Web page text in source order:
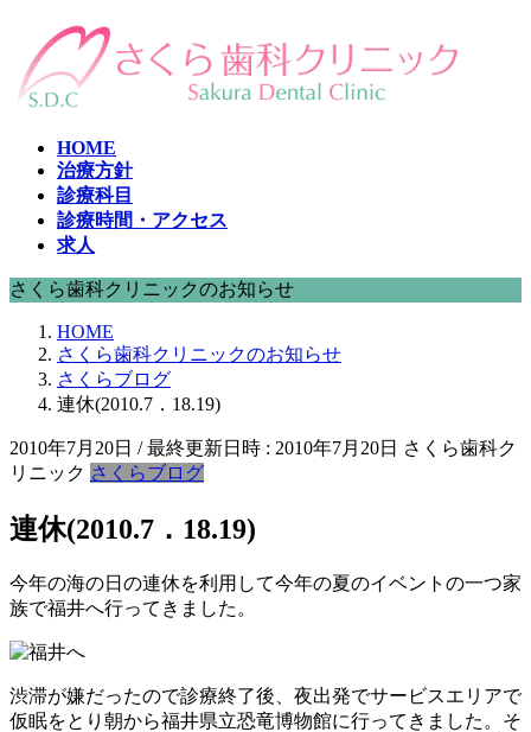
テ
ン
ゲ
ー
HOME
治療方針
診療科目
診療時間・アクセス
求人
さくら歯科クリニックのお知らせ
HOME
さくら歯科クリニックのお知らせ
さくらブログ
連休(2010.7．18.19)
2010年7月20日 / 最終更新日時 : 2010年7月20日 さくら歯科ク
リニック さくらブログ
連休(2010.7．18.19)
今年の海の日の連休を利用して今年の夏のイベントの一つ家
族で福井へ行ってきました。
渋滞が嫌だったので診療終了後、夜出発でサービスエリアで
仮眠をとり朝から福井県立恐竜博物館に行ってきました。そ